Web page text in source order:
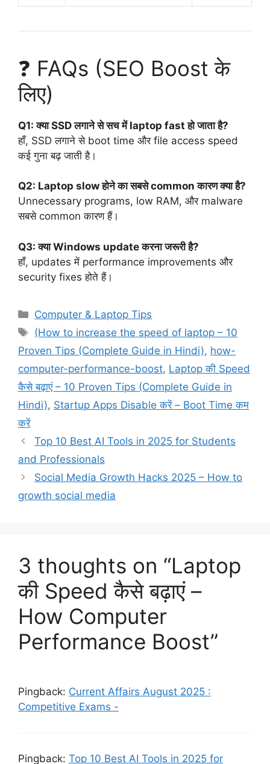
❓ FAQs (SEO Boost के
लिए)
Q1: क्या SSD लगाने से सच में laptop fast हो जाता है?
हाँ, SSD लगाने से boot time और file access speed
कई गुना बढ़ जाती है।
Q2: Laptop slow होने का सबसे common कारण क्या है?
Unnecessary programs, low RAM, और malware
सबसे common कारण हैं।
Q3: क्या Windows update करना जरूरी है?
हाँ, updates में performance improvements और
security fixes होते हैं।
C
a
e
g
o
r
s
Computer & Laptop Tips
T
s
(How to increase the speed of laptop – 10
Proven Tips (Complete Guide in Hindi), how-
computer-performance-boost, Laptop की Speed
कैसे बढ़ाएं – 10 Proven Tips (Complete Guide in
Hindi), Startup Apps Disable करें – Boot Time कम
करें
Top 10 Best AI Tools in 2025 for Students
and Professionals
Social Media Growth Hacks 2025 – How to
growth social media
3 thoughts on “Laptop
की Speed कैसे बढ़ाएं –
How Computer
Performance Boost”
Pingback: Current Affairs August 2025 :
Competitive Exams -
Pingback: Top 10 Best AI Tools in 2025 for